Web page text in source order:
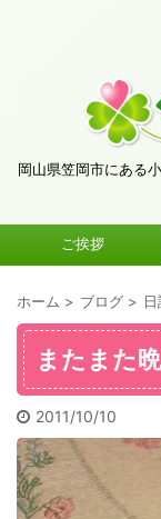
岡山県笠岡市にある
ご挨拶
ホーム > ブログ >
またまた晩
2011/10/10